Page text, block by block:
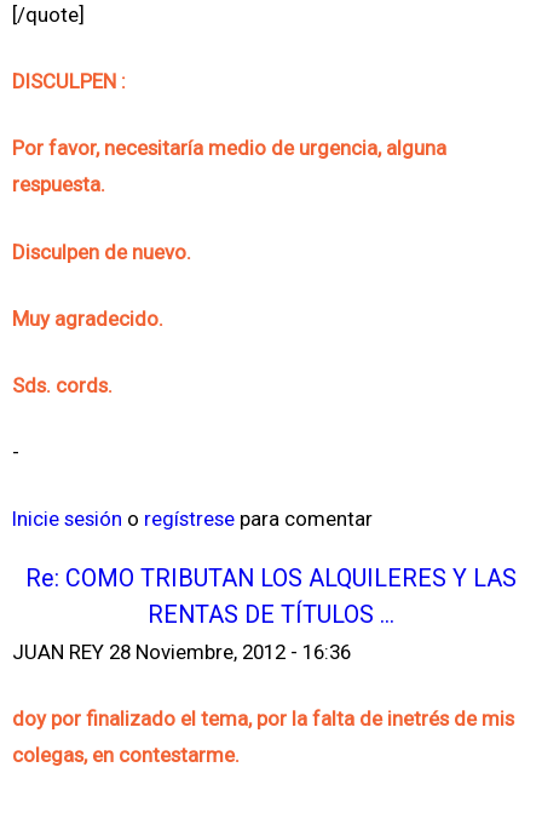
[/quote]
DISCULPEN :
Por favor, necesitaría medio de urgencia, alguna
respuesta.
Disculpen de nuevo.
Muy agradecido.
Sds. cords.
-
Inicie sesión o regístrese para comentar
Re: COMO TRIBUTAN LOS ALQUILERES Y LAS
RENTAS DE TÍTULOS ...
JUAN REY 28 Noviembre, 2012 - 16:36
doy por finalizado el tema, por la falta de inetrés de mis
colegas, en contestarme.